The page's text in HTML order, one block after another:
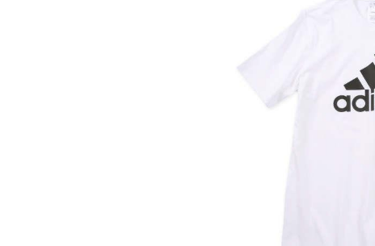
返品交換希望の方は、商品到着後1週間以内にご連絡ください。
下着(肌着)やワイシャツは商品の性質上、返品交換不可とさせて頂いております。予めご了
備考欄に股下●cmとご記入下さい。（裾上げ無料対象商品は1本につき税込6,000円以上の
※商品によって若干のサイズの誤差がございます。また、お客様がご使用の環境（コンピ
※当店での掲載商品は、実店鋪と在庫を共用しておりますので店頭での売り違い、店舗か